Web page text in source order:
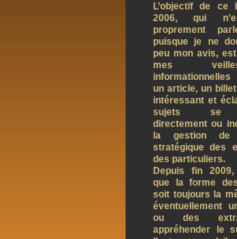
L’objectif de ce
2006, qui
proprement
puisque je ne
peu mon avis,
mes
informationnelles
un article, un
intéressant et
sujets se
directement ou
la gestion de
stratégique des
des particuliers.
Depuis fin
que la forme
soit toujours la
éventuellement
ou des
appréhender le